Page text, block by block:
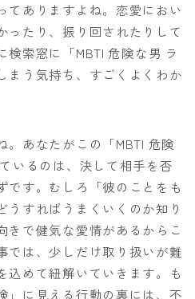
てありますよね。恋愛におい
ったり、振り回されたりして
索窓に「MBTI 危険な男 ラ
まう気持ち、すごくよくわか
。あなたがこの「MBTI 危険
いるのは、決して相手を否
です。むしろ「彼のことをも
うすればうまくいくのか知り
きで健気な愛情があるからこ
では、少しだけ取り扱いが難
込めて紐解いていきます。も
」に見える行動の裏には、不